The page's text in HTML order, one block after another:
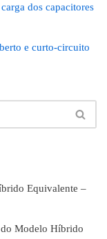
dos capacitores
e curto-circuito
Equivalente –
Modelo Híbrido